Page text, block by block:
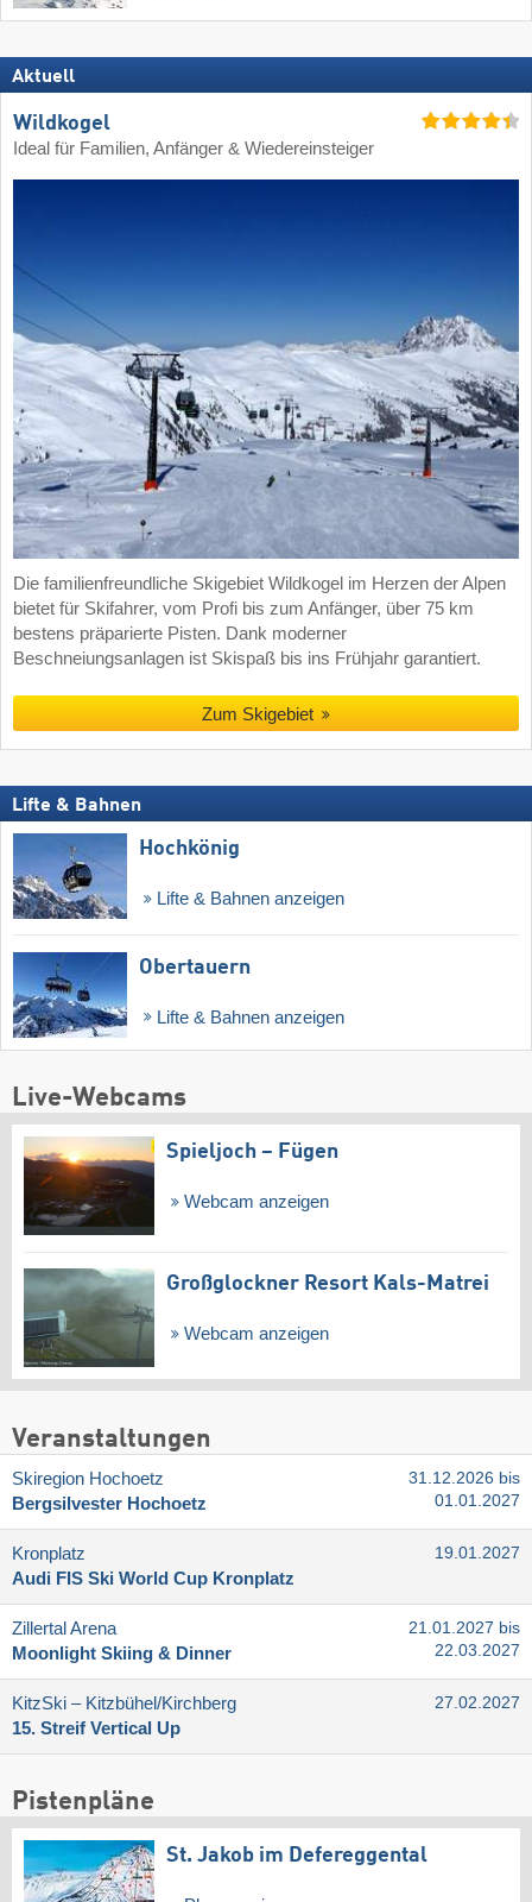
Aktuell
Wildkogel
Ideal für Familien, Anfänger & Wiedereinsteiger
Die familienfreundliche Skigebiet Wildkogel im Herzen der Alpen
bietet für Skifahrer, vom Profi bis zum Anfänger, über 75 km
bestens präparierte Pisten. Dank moderner
Beschneiungsanlagen ist Skispaß bis ins Frühjahr garantiert.
Zum Skigebiet
Lifte & Bahnen
Hochkönig
Lifte & Bahnen anzeigen
Obertauern
Lifte & Bahnen anzeigen
Live-Webcams
Spieljoch – Fügen
Webcam anzeigen
Großglockner Resort Kals-Matrei
Webcam anzeigen
Veranstaltungen
Skiregion Hochoetz
Bergsilvester Hochoetz
31.12.2026 bis
01.01.2027
Kronplatz
Audi FIS Ski World Cup Kronplatz
19.01.2027
Zillertal Arena
Moonlight Skiing & Dinner
21.01.2027 bis
22.03.2027
KitzSki – Kitzbühel/​Kirchberg
15. Streif Vertical Up
27.02.2027
Pistenpläne
St. Jakob im Defereggental